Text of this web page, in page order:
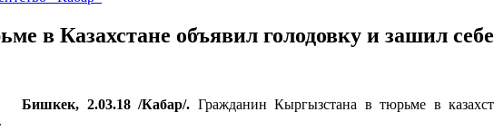
в Казахстане объявил голодовку и зашил
Бишкек, 2.03.18 /Кабар/. Гражданин Кыргызстана в тюрьме в